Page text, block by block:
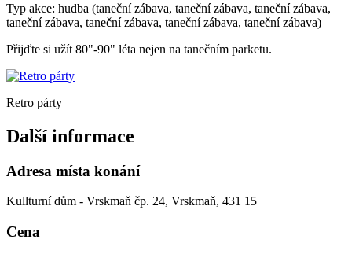
Typ akce: hudba (taneční zábava, taneční zábava, taneční zábava,
taneční zábava, taneční zábava, taneční zábava, taneční zábava)
Přijďte si užít 80"-90" léta nejen na tanečním parketu.
Retro párty
Další informace
Adresa místa konání
Kullturní dům - Vrskmaň čp. 24, Vrskmaň, 431 15
Cena